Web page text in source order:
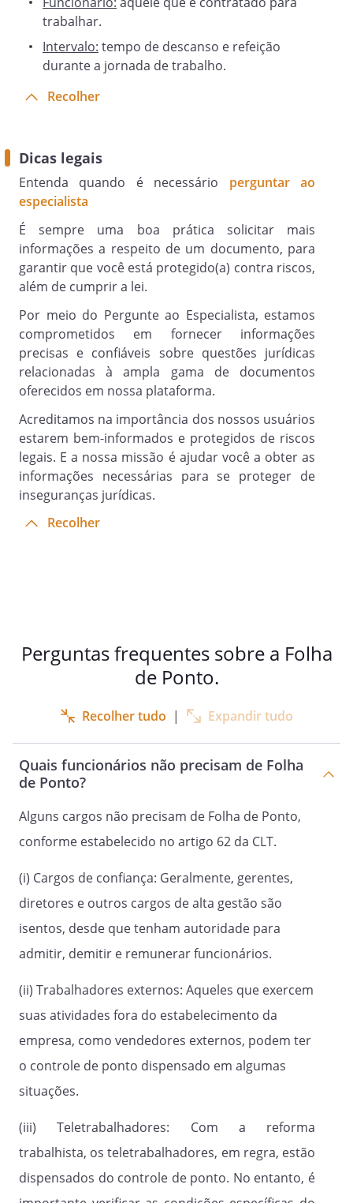
trabalhar.
Intervalo: tempo de descanso e refeição
durante a jornada de trabalho.
Recolher
Dicas legais
Entenda quando é necessário perguntar ao
especialista
É sempre uma boa prática solicitar mais
informações a respeito de um documento, para
garantir que você está protegido(a) contra riscos,
além de cumprir a lei.
Por meio do Pergunte ao Especialista, estamos
comprometidos em fornecer informações
precisas e confiáveis sobre questões jurídicas
relacionadas à ampla gama de documentos
oferecidos em nossa plataforma.
Acreditamos na importância dos nossos usuários
estarem bem-informados e protegidos de riscos
legais. E a nossa missão é ajudar você a obter as
informações necessárias para se proteger de
inseguranças jurídicas.
Recolher
Perguntas frequentes sobre a Folha
de Ponto.
Recolher tudo | Expandir tudo
Quais funcionários não precisam de Folha
de Ponto?
Alguns cargos não precisam de Folha de Ponto,
conforme estabelecido no artigo 62 da CLT.
(i) Cargos de confiança: Geralmente, gerentes,
diretores e outros cargos de alta gestão são
isentos, desde que tenham autoridade para
admitir, demitir e remunerar funcionários.
(ii) Trabalhadores externos: Aqueles que exercem
suas atividades fora do estabelecimento da
empresa, como vendedores externos, podem ter
o controle de ponto dispensado em algumas
situações.
(iii) Teletrabalhadores: Com a reforma
trabalhista, os teletrabalhadores, em regra, estão
dispensados do controle de ponto. No entanto, é